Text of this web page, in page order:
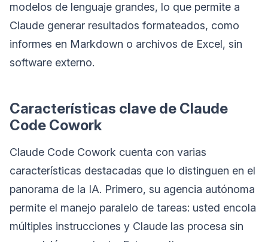
modelos de lenguaje grandes, lo que permite a
Claude generar resultados formateados, como
informes en Markdown o archivos de Excel, sin
software externo.
Características clave de Claude
Code Cowork
Claude Code Cowork cuenta con varias
características destacadas que lo distinguen en el
panorama de la IA. Primero, su agencia autónoma
permite el manejo paralelo de tareas: usted encola
múltiples instrucciones y Claude las procesa sin